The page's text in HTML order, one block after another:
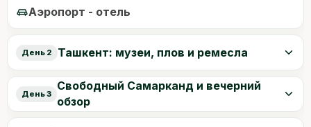
Аэропорт - отель
День 2 Ташкент: музеи, плов и ремесла
День 3
Свободный Самарканд и вечерний
обзор